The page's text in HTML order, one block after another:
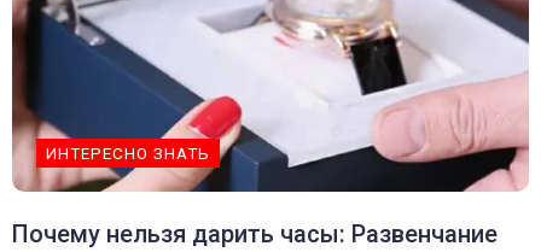
ИНТЕРЕСНО ЗНАТЬ
Почему нельзя дарить часы: Развенчание